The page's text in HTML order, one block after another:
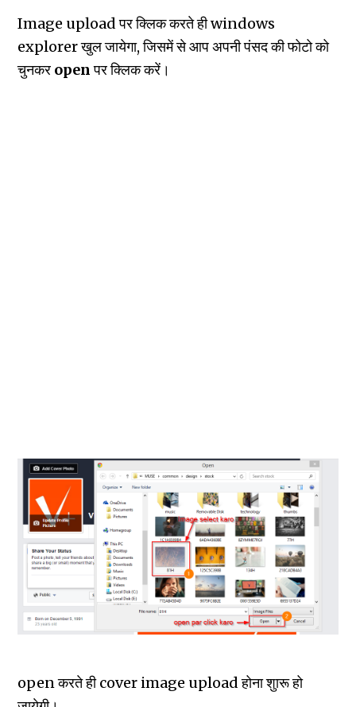
Image upload पर क्लिक करते ही windows
explorer खुल जायेगा, जिसमें से आप अपनी पंसद की फोटो को
चुनकर openपर क्लिक करें।
open करते ही cover image upload होना शुारू हो